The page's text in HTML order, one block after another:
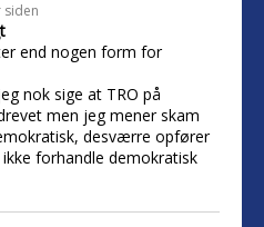
siden
end nogen form for
nok sige at TRO på
men jeg mener skam
desværre opfører
forhandle demokratisk